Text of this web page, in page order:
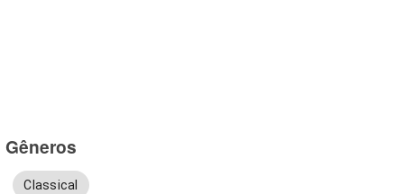
Gêneros
Classical